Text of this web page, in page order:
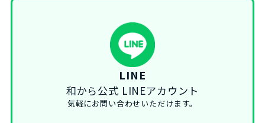
LINE
和から公式 LINEアカウント
気軽にお問い合わせいただけます。